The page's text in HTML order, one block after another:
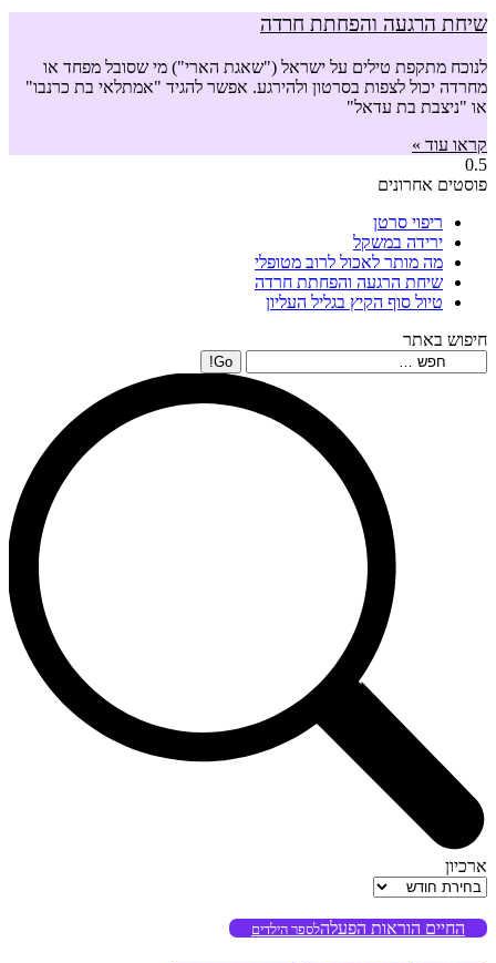
שיחת הרגעה והפחתת חרדה
לנוכח מתקפת טילים על ישראל ("שאגת הארי") מי שסובל מפחד או
מחרדה יכול לצפות בסרטון ולהירגע. אפשר להגיד "אמתלאי בת כרנבו"
או "ניצבת בת עדאל"
קראו עוד »
פוסטים אחרונים
ריפוי סרטן
ירידה במשקל
מה מותר לאכול לרוב מטופלי
שיחת הרגעה והפחתת חרדה
טיול סוף הקיץ בגליל העליון
חיפוש באתר
Search:
ארכיון
ארכיון
החיים הוראות הפעלהלספר הילדים